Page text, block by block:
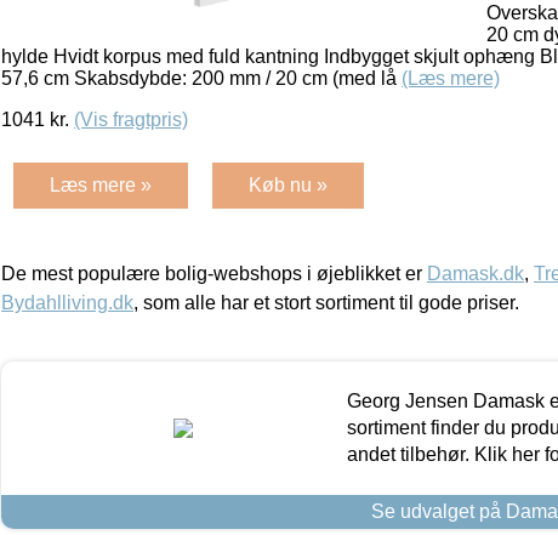
20 cm
hylde Hvidt korpus med fuld kantning Indbygget skjult ophæng
57,6 cm Skabsdybde: 200 mm / 20 cm (med lå (Læs mere)
1041 kr. (Vis fragtpris)
Læs mere » Køb nu »
De mest populære bolig-webshops i øjeblikket er Damask.dk,
Bydahlliving.dk, som alle har et stort sortiment til gode priser.
Georg Jensen Damask
sortiment finder du
andet tilbehør. Klik her
Se udvalget på